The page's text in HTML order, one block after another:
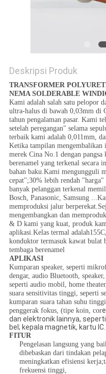
Deskripsi Produk
TRANSFORMER
NEMA SOLDERABLE
Kami adalah salah satu pelopor
ultra-halus di bawah 0,03mm
tahun pengalaman pasar. Kami
setelah peregangan" selama
terbaik kami adalah 0,011mm,
Ketika tampilan mengembalikan
merek Cina No.1 dengan
berenamel yang terkenal secara
bahan baku.Kami mengungguli
cepat";30% lebih rendah
banyak pelanggan terkenal
Bosch, Panasonic, Samsung
memproduksi jalur
mengembangkan dan
& D kami yang kuat, produk
aplikasi.Kelas termal
konduktor termasuk kawat bulat
tembaga berenamel
APLIKASI
Kumparan speaker, seperti
dengar, audio Bluetooth,
seperti audio mobil, home
suara sensitivitas tinggi, seperti
kumparan suara tahan suhu
penggerak fokus, (tipe koin, cor
dan elektronik lainnya,
bel; kepala magnetik, kartu IC.
FITUR
Pengelasan langsung yang
dibebaskan dari tindakan
meningkatkan efisiensi
frekuensi tinggi,